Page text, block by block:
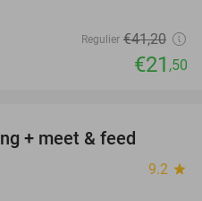
Regulier €41,20
€21 ,50
+ meet & feed
9.2 star